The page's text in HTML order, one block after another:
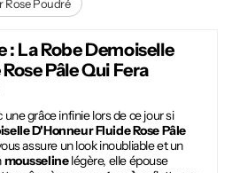
Rose Poudré
: LaRobe Demoiselle
PâleQui Fera
grâce infinie lors de ce jour si
D'Honneur Fluide Rose Pâle
assure un look inoubliable et un
mousselinelégère, elle épouse